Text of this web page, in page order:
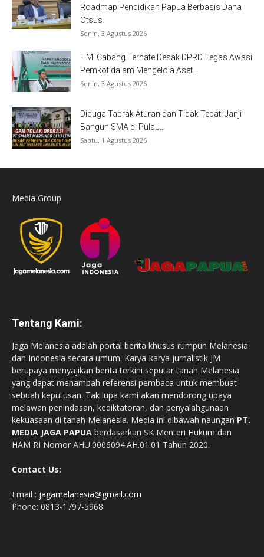
Roadmap Pendidikan Papua Berbasis Dana
Otsus
Senin, 3 Agustus 2026
HMI Cabang Ternate Desak DPRD Tegas Awasi
Pemkot dalam Mengelola Aset...
Senin, 3 Agustus 2026
Diduga Tabrak Aturan dan Tidak Tepati Janji
Bangun SMA di Pulau...
Sabtu, 1 Agustus 2026
Media Group
Tentang Kami:
Jaga Melanesia adalah portal berita khusus rumpun Melanesia
dan Indonesia secara umum. Karya-karya jurnalistik JM
berupaya menyajikan berita terkini seputar tanah Melanesia
yang dapat menambah referensi pembaca untuk membuat
sebuah keputusan. Tak lupa kami akan mendorong upaya
melawan penindasan, kediktatoran, dan penyalahgunaan
kekuasaan di tanah Melanesia. Media ini dibawah naungan PT.
MEDIA JAGA PAPUA berdasarkan SK Menteri Hukum dan
HAM RI Nomor AHU.0006094.AH.01.01 Tahun 2020.
Contact Us:
Email : jagamelanesia@gmail.com
Phone: 0813-1797-5968